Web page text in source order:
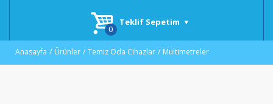
Teklif Sepetim
Anasayfa Ürünler Temiz Oda Cihazlar Multimetreler